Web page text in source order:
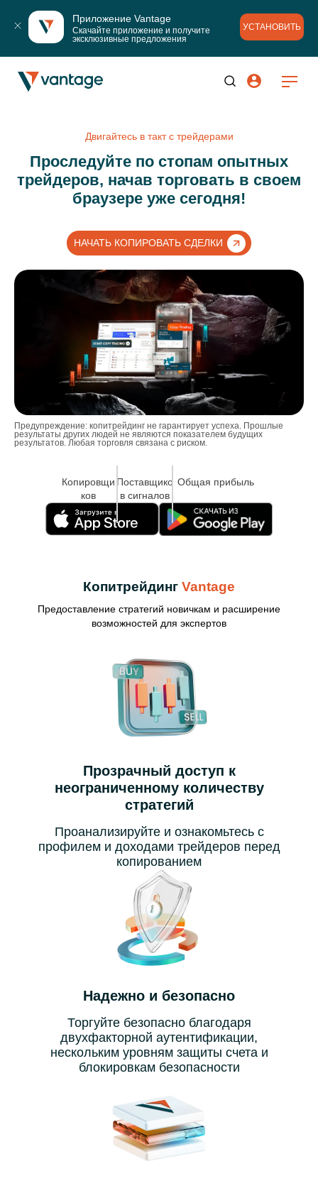
Приложение Vantage
Скачайте приложение и получите
эксклюзивные предложения
УСТАНОВИТЬ
Двигайтесь в такт с трейдерами
Проследуйте по стопам опытных
трейдеров, начав торговать в своем
браузере уже сегодня!
НАЧАТЬ КОПИРОВАТЬ СДЕЛКИ
Предупреждение: копитрейдинг не гарантирует успеха. Прошлые
результаты других людей не являются показателем будущих
результатов. Любая торговля связана с риском.
Копировщи
ков
Поставщико
в сигналов
Общая прибыль
Копитрейдинг Vantage
Предоставление стратегий новичкам и расширение
возможностей для экспертов
Прозрачный доступ к
неограниченному количеству
стратегий
Проанализируйте и ознакомьтесь с
профилем и доходами трейдеров перед
копированием
Надежно и безопасно
Торгуйте безопасно благодаря
двухфакторной аутентификации,
нескольким уровням защиты счета и
блокировкам безопасности